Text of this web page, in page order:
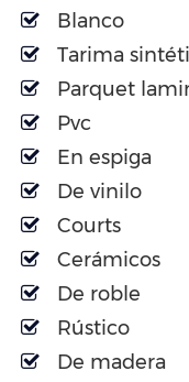
Blanco
Tarima
Parquet
Pvc
En espiga
De vinilo
Courts
Cerámicos
De roble
Rústico
De madera